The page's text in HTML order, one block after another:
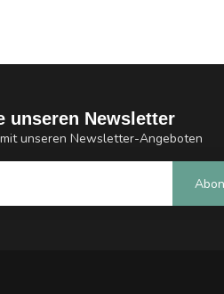
unseren Newsletter
unseren Newsletter-Angeboten